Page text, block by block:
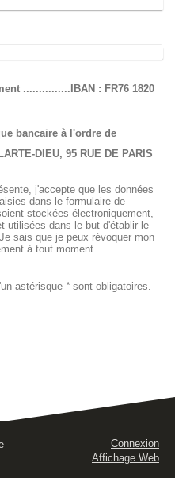
...............IBAN : FR76 1820
bancaire à l'ordre de
DIEU, 95 RUE DE PARIS
j'accepte que les données
dans le formulaire de
stockées électroniquement,
utilisées dans le but d'établir le
sais que je peux révoquer mon
à tout moment.
astérisque *sont obligatoires.
Connexion
Affichage Web